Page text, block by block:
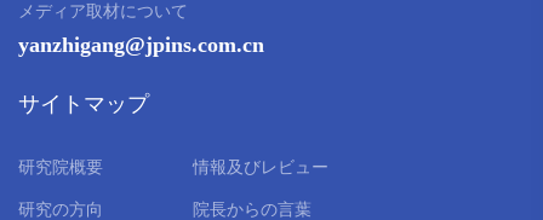
メディア取材について
yanzhigang@jpins.com.cn
サイトマップ
研究院概要
研究の方向
情報及びレビュー
院長からの言葉